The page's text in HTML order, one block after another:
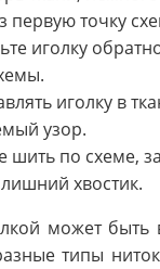
первую точку
иголку
иголку в
узор.
шить по схеме,
хвостик.
может быть
типы